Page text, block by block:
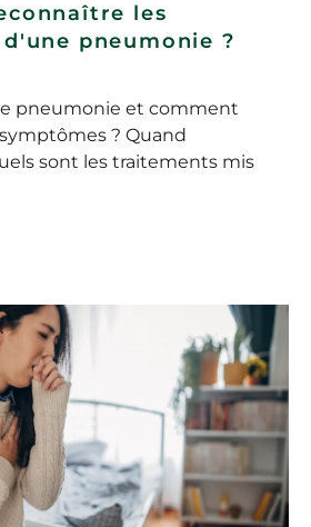
les
pneumonie ?
pneumonie et comment
? Quand
sont les traitements mis